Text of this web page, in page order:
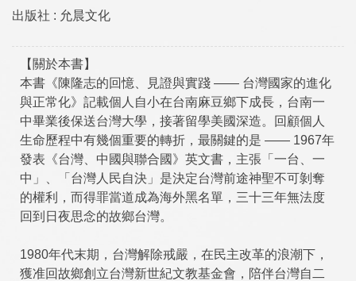
出版社 : 允晨文化
【關於本書】
本書《陳隆志的回憶、見證與實踐 —— 台灣國家的進化
與正常化》記載個人自小在台南麻豆鄉下成長，台南一
中畢業後保送台灣大學，接著留學美國深造。回顧個人
生命歷程中有幾個重要的轉折，最關鍵的是 —— 1967年
發表《台灣、中國與聯合國》英文書，主張「一台、一
中」、「台灣人民自決」是決定台灣前途神聖不可剝奪
的權利，而得罪當道成為海外黑名單，三十三年無法度
回到日夜思念的故鄉台灣。
1980年代末期，台灣解除戒嚴，在民主改革的浪潮下，
獲准回故鄉創立台灣新世紀文教基金會，陪伴台灣自二